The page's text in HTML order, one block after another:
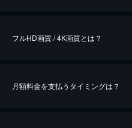
※40％ポイント還元の対象は、クレジット
iOSアプリのUコイン決済による作品の
フルHD画質 / 4K画質とは？
月額料金を支払うタイミングは？